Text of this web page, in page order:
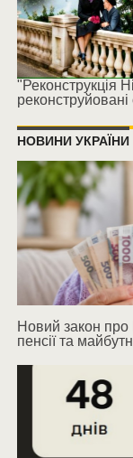
"Реконструкція
НОВИНИ УКРАЇНИ
Новий закон
пенсії та